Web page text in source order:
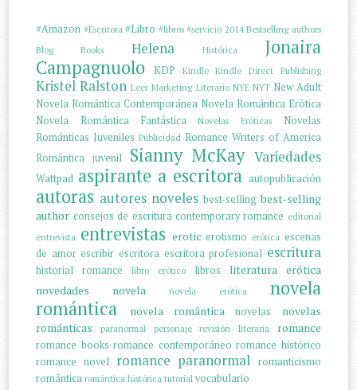
#Amazon #Escritora #Libro #libros #servicio 2014 Bestselling authors
Blog
Books Helena Histórica
Jonaira
Campagnuolo
KDP Kindle Kindle Direct Publishing
Kristel Ralston Leer Marketing Literario NYE NYT New Adult
Novela Romántica Contemporánea Novela Romántica Erótica
Novela Romántica Fantástica
Novelas Eróticas
Novelas
Románticas Juveniles Publicidad Romance Writers of America
Romántica juvenil
Sianny McKay Variedades
Wattpad aspirante a escritora autopublicación
autoras autores noveles best-selling best-selling
author consejos de escritura contemporary romance editorial
entrevista entrevistas erotic erotismo erótica escenas
de amor escribir escritora escritora profesional escritura
historial romance libro erótico libros
literatura erótica
novedades
novela novela erótica
novela
romántica
novela romântica novelas
novelas
románticas
paranormal personaje revisión literaria romance
romance books romance contemporáneo romance histórico
romance novel romance paranormal romanticismo
romántica romántica histórica tutorial vocabulario